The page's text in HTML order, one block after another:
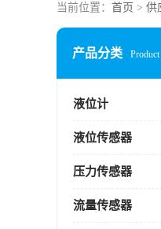
当前位置： 首页 > 供
产品分类 Product
液位计
液位传感器
压力传感器
流量传感器